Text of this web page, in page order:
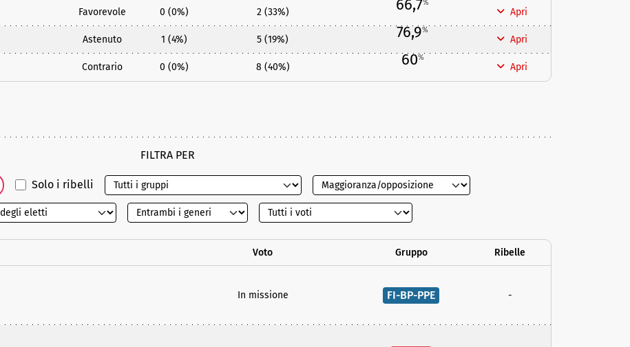
Favorevole 0 (0%) 2 (33%) 66,7%
Apri
Astenuto 1 (4%) 5 (19%) 76,9%
Apri
Contrario 0 (0%) 8 (40%) 60%
Apri
FILTRA PER
Solo i ribelli
Voto Gruppo Ribelle
In missione FI-BP-PPE -